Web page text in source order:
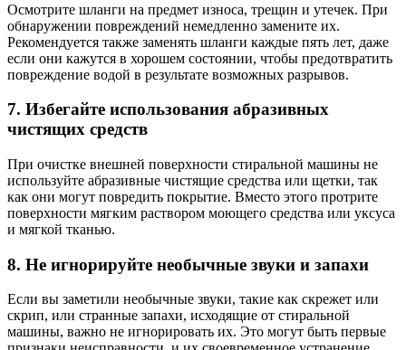
Осмотрите шланги на предмет износа, трещин и утечек. При
обнаружении повреждений немедленно замените их.
Рекомендуется также заменять шланги каждые пять лет, даже
если они кажутся в хорошем состоянии, чтобы предотвратить
повреждение водой в результате возможных разрывов.
7. Избегайте использования абразивных
чистящих средств
При очистке внешней поверхности стиральной машины не
используйте абразивные чистящие средства или щетки, так
как они могут повредить покрытие. Вместо этого протрите
поверхности мягким раствором моющего средства или уксуса
и мягкой тканью.
8. Не игнорируйте необычные звуки и запахи
Если вы заметили необычные звуки, такие как скрежет или
скрип, или странные запахи, исходящие от стиральной
машины, важно не игнорировать их. Это могут быть первые